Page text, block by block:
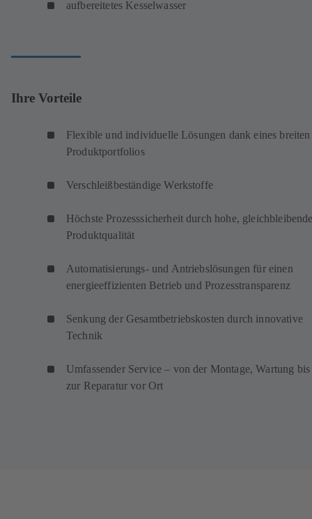
aufbereitetes Kesselwasser
Ihre Vorteile
Flexible und individuelle Lösungen dank eines breiten
Produktportfolios
Verschleißbeständige Werkstoffe
Höchste Prozesssicherheit durch hohe,
Produktqualität
Automatisierungs- und Antriebslösungen für einen
energieeffizienten Betrieb und Prozesstransparenz
Senkung der Gesamtbetriebskosten durch innovative
Technik
Umfassender Service – von der Montage, Wartung
zur Reparatur vor Ort